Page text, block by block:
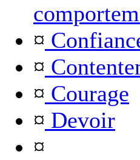
¤
¤
¤ Courage
¤ Devoir
¤